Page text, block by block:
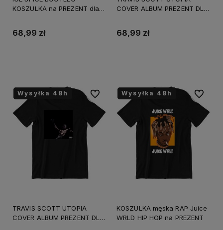
KOSZULKA na PREZENT dla
68,99 zł
COVER ALBUM PREZENT DLA
68,99 zł
Wysyłka 48h
Wysyłka 48h
TRAVIS SCOTT UTOPIA
COVER ALBUM PREZENT DLA
Do ulubionychWysyłka 48h
Wysyłka 48h
KOSZULKA męska RAP Juice
WRLD HIP HOP na PREZENT
Do